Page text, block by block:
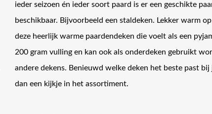
ieder seizoen én ieder soort paard is er een geschikte
beschikbaar. Bijvoorbeeld een staldeken. Lekker warm
deze heerlijk warme paardendeken die voelt als een
200 gram vulling en kan ook als onderdeken gebruikt
andere dekens. Benieuwd welke deken het beste past
dan een kijkje in het assortiment.